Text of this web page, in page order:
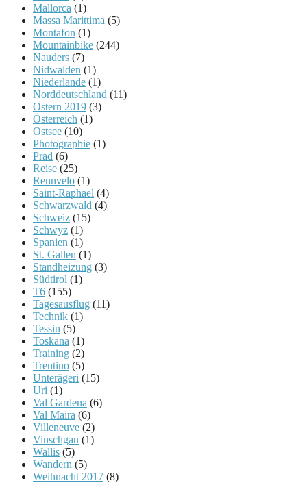
Mallorca (1)
Massa Marittima (5)
Montafon (1)
Mountainbike (244)
Nauders (7)
Nidwalden (1)
Niederlande (1)
Norddeutschland (11)
Ostern 2019 (3)
Österreich (1)
Ostsee (10)
Photographie (1)
Prad (6)
Reise (25)
Rennvelo (1)
Saint-Raphael (4)
Schwarzwald (4)
Schweiz (15)
Schwyz (1)
Spanien (1)
St. Gallen (1)
Standheizung (3)
Südtirol (1)
T6 (155)
Tagesausflug (11)
Technik (1)
Tessin (5)
Toskana (1)
Training (2)
Trentino (5)
Unterägeri (15)
Uri (1)
Val Gardena (6)
Val Maira (6)
Villeneuve (2)
Vinschgau (1)
Wallis (5)
Wandern (5)
Weihnacht 2017 (8)